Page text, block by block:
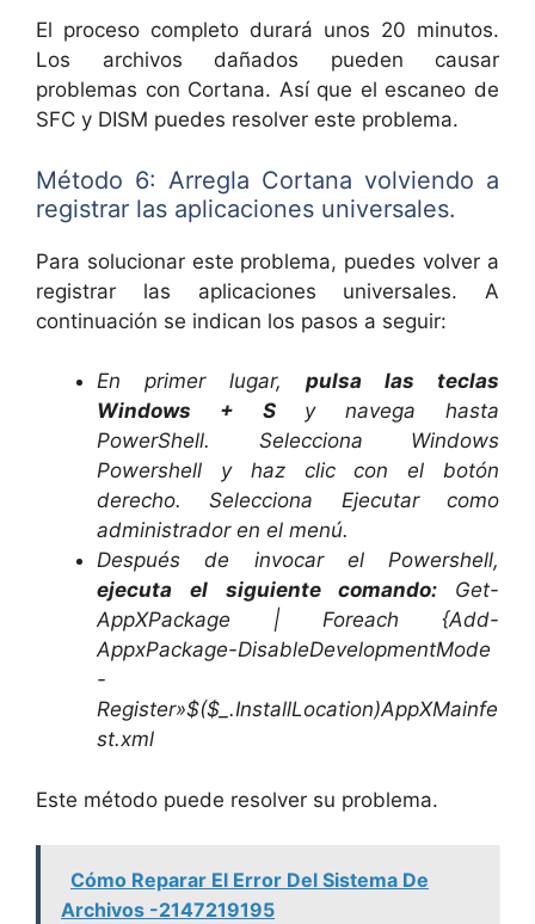
El proceso completo durará unos 20 minutos.
Los archivos dañados pueden causar
problemas con Cortana. Así que el escaneo de
SFC y DISM puedes resolver este problema.
Método 6: Arregla Cortana volviendo a
registrar las aplicaciones universales.
Para solucionar este problema, puedes volver a
registrar las aplicaciones universales. A
continuación se indican los pasos a seguir:
En primer lugar, pulsa las teclas
Windows + Sy navega hasta
PowerShell. Selecciona Windows
Powershell y haz clic con el botón
derecho. Selecciona Ejecutar como
administrador en el menú.
Después de invocar el Powershell,
ejecuta el siguiente comando: Get-
AppXPackage | Foreach {Add-
AppxPackage-DisableDevelopmentMode
-
Register»$($_.InstallLocation)AppXMainfe
st.xml
Este método puede resolver su problema.
Cómo Reparar El Error Del Sistema De
Archivos -2147219195